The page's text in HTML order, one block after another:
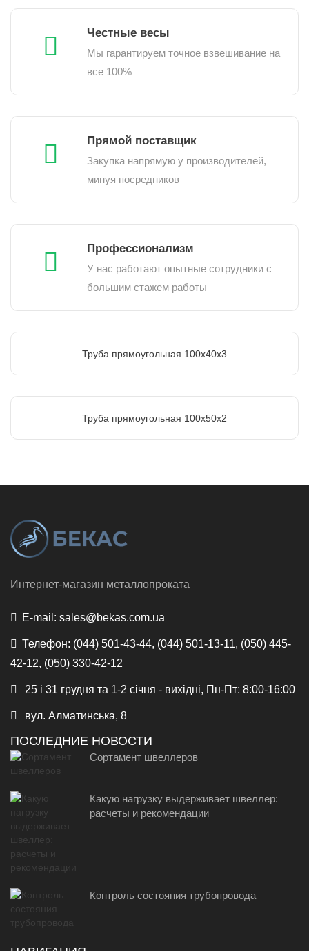
Честные весы
Мы гарантируем точное взвешивание на
все 100%
Прямой поставщик
Закупка напрямую у производителей,
минуя посредников
Профессионализм
У нас работают опытные сотрудники с
большим стажем работы
Труба прямоугольная 100х40х3
Труба прямоугольная 100х50х2
Интернет-магазин металлопроката
E-mail: sales@bekas.com.ua
Телефон: (044) 501-43-44, (044) 501-13-11, (050) 445-
42-12, (050) 330-42-12
25 і 31 грудня та 1-2 січня - вихідні, Пн-Пт: 8:00-16:00
вул. Алматинська, 8
ПОСЛЕДНИЕ НОВОСТИ
Сортамент швеллеров
Какую нагрузку выдерживает швеллер:
расчеты и рекомендации
Контроль состояния трубопровода